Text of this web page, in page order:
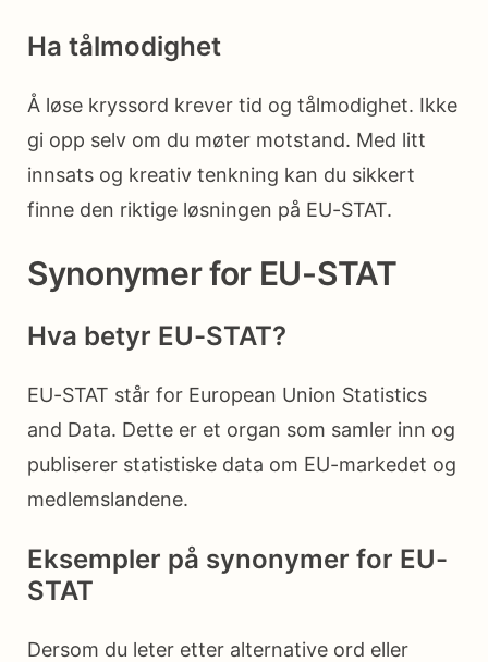
Ha tålmodighet
Å løse kryssord krever tid og tålmodighet. Ikke
gi opp selv om du møter motstand. Med litt
innsats og kreativ tenkning kan du sikkert
finne den riktige løsningen på EU-STAT.
Synonymer for EU-STAT
Hva betyr EU-STAT?
EU-STAT står for European Union Statistics
and Data. Dette er et organ som samler inn og
publiserer statistiske data om EU-markedet og
medlemslandene.
Eksempler på synonymer for EU-
STAT
Dersom du leter etter alternative ord eller